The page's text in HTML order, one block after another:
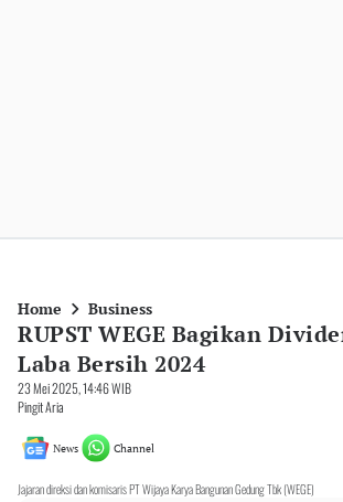
Home Business
RUPST WEGE Bagikan
Laba Bersih 2024
23 Mei 2025, 14:46 WIB
Pingit Aria
News Channel
Jajaran direksi dan komisaris PT Wijaya Karya Bangunan Gedung Tbk (WEGE)